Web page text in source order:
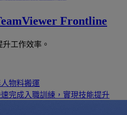
Frontline
工作效率。
物料搬運
完成入職訓練，實現技能提升